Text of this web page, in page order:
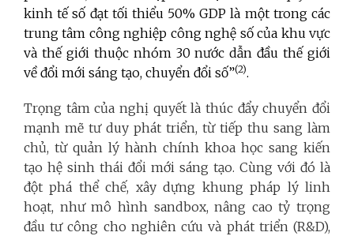
kinh tế số đạt tối thiểu 50% GDP là một trong các
trung tâm công nghiệp công nghệ số của khu vực
và thế giới thuộc nhóm 30 nước dẫn đầu thế giới
về đổi mới sáng tạo, chuyển đổi số”(2).
Trọng tâm của nghị quyết là thúc đẩy chuyển đổi
mạnh mẽ tư duy phát triển, từ tiếp thu sang làm
chủ, từ quản lý hành chính khoa học sang kiến
tạo hệ sinh thái đổi mới sáng tạo. Cùng với đó là
đột phá thể chế, xây dựng khung pháp lý linh
hoạt, như mô hình sandbox, nâng cao tỷ trọng
đầu tư công cho nghiên cứu và phát triển (R&D),